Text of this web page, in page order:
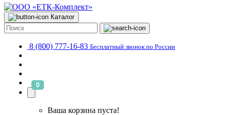
Каталог
8 (800) 777-16-83 Бесплатный звонок по России
0
Ваша корзина пуста!